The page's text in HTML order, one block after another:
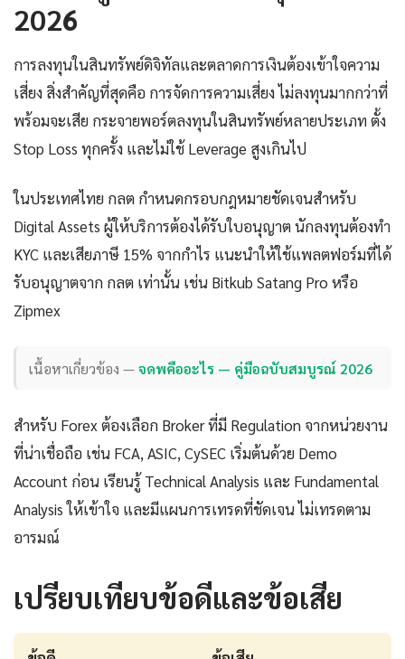
2026
การลงทุนในสินทรัพย์ดิจิทัลและตลาดการเงินต้องเข้าใจความ
เสี่ยง สิ่งสำคัญที่สุดคือ การจัดการความเสี่ยง ไม่ลงทุนมากกว่าที่
พร้อมจะเสีย กระจายพอร์ตลงทุนในสินทรัพย์หลายประเภท ตั้ง
Stop Loss ทุกครั้ง และไม่ใช้ Leverage สูงเกินไป
ในประเทศไทย กลต กำหนดกรอบกฎหมายชัดเจนสำหรับ
Digital Assets ผู้ให้บริการต้องได้รับใบอนุญาต นักลงทุนต้องทำ
KYC และเสียภาษี 15% จากกำไร แนะนำให้ใช้แพลตฟอร์มที่ได้
รับอนุญาตจาก กลต เท่านั้น เช่น Bitkub Satang Pro หรือ
Zipmex
เนื้อหาเกี่ยวข้อง —จดพคืออะไร — คู่มือฉบับสมบูรณ์ 2026
สำหรับ Forex ต้องเลือก Broker ที่มี Regulation จากหน่วยงาน
ที่น่าเชื่อถือ เช่น FCA, ASIC, CySEC เริ่มต้นด้วย Demo
Account ก่อน เรียนรู้ Technical Analysis และ Fundamental
Analysis ให้เข้าใจ และมีแผนการเทรดที่ชัดเจน ไม่เทรดตาม
อารมณ์
เปรียบเทียบข้อดีและข้อเสีย